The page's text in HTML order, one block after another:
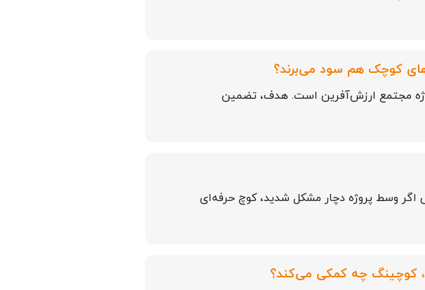
کوچک هم سود می‌برند؟
مجتمع ارزش‌آفرین است. هدف، تضمین
اگر وسط پروژه دچار مشکل شدید، کوچ حرفه‌ای
کوچینگ چه کمکی می‌کند؟